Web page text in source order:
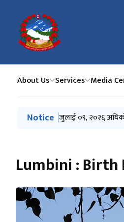
About Us Services Media
मुख्य नेभिगेसनमा जानुहोस्
Notice EXPRESSION OF
जुलाई ०९, २०२६
राहदानीको नयाँ
जुलाई ०१, २०२६
जून १८ , २०२६ अघिको
Lumbini : Birth